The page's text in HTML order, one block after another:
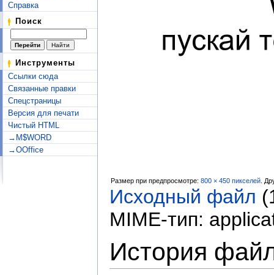
Справка
Поиск
Инструменты
Ссылки сюда
Связанные правки
Спецстраницы
Версия для печати
Чистый HTML
→M$WORD
→OOffice
Размер при предпросмотре: 800 × 450 пикселей
Исходный файл
MIME-тип:
История